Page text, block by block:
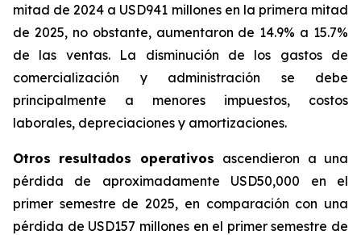
mitad de 2024 a USD941 millones en la primera mitad
de 2025, no obstante, aumentaron de 14.9% a 15.7%
de las ventas. La disminución de los gastos de
comercialización y administración se debe
principalmente a menores impuestos, costos
laborales, depreciaciones y amortizaciones.
Otros resultados operativos ascendieron a una
pérdida de aproximadamente USD50,000 en el
primer semestre de 2025, en comparación con una
pérdida de USD157 millones en el primer semestre de